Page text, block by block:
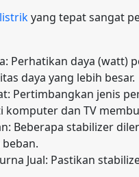
yang tepat sangat
Perhatikan daya
daya yang lebih besar.
Pertimbangkan jenis
komputer dan TV
Beberapa stabilizer
Jual: Pastikan